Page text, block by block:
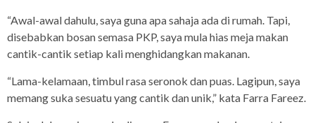
“Awal-awal dahulu, saya guna apa sahaja ada di rumah. Tapi,
disebabkan bosan semasa PKP, saya mula hias meja makan
cantik-cantik setiap kali menghidangkan makanan.
“Lama-kelamaan, timbul rasa seronok dan puas. Lagipun, saya
memang suka sesuatu yang cantik dan unik,” kata Farra Fareez.